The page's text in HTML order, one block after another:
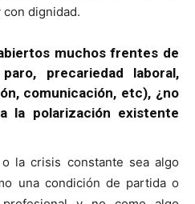
dignidad.
muchos frentes de
precariedad laboral,
comunicación, etc), ¿no
la polarización existente
la crisis constante sea algo
una condición de partida o